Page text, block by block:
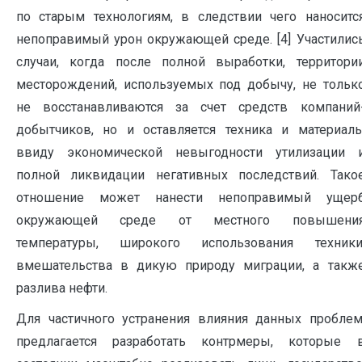
по старым технологиям, в следствии чего
непоправимый урон окружающей среде. [4]
случаи, когда после полной выработки,
месторождений, используемых под добычу, не
не восстанавливаются за счет средств
добытчиков, но и оставляется техника и
ввиду экономической невыгодности утилизации
полной ликвидации негативных последствий.
отношение может нанести непоправимый
окружающей среде от местного
температуры, широкого использования
вмешательства в дикую природу миграции, а
разлива нефти.
Для частичного устранения влияния данных
предлагается разработать контрмеры, которые